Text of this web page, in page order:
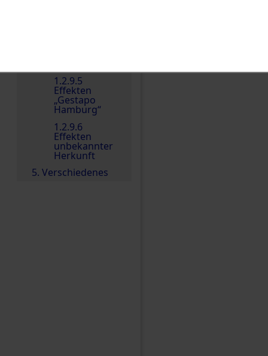
1.2.9.5
Effekten
„Gestapo
Hamburg“
1.2.9.6
Effekten
unbekannter
Herkunft
5. Verschiedenes